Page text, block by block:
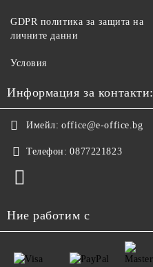
GDPR политика за защита на
личните данни
Условия
Информация за контакти:
Имейл: office@e-office.bg
Телефон: 0877221823
Ние работим с